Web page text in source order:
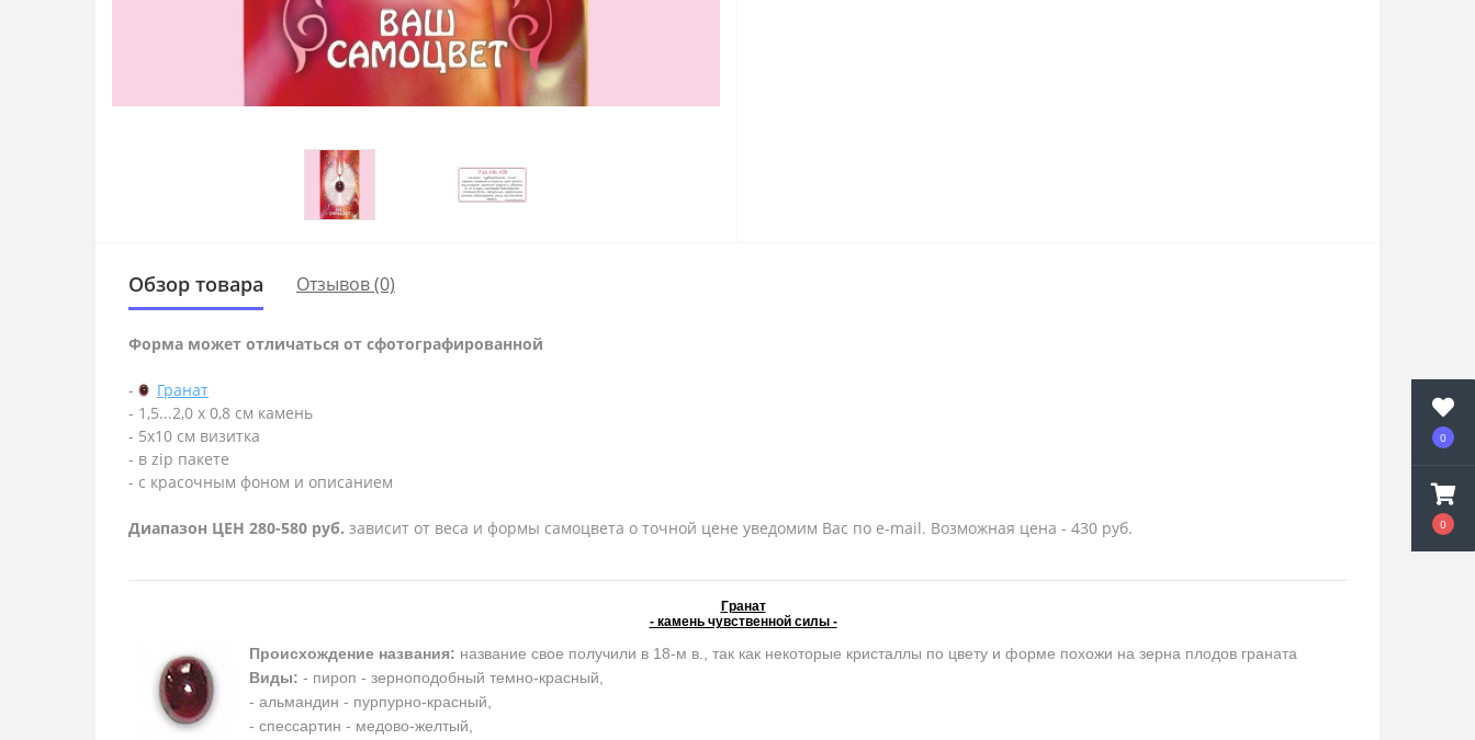
0
0
Обзор товара Отзывов (0)
Форма может отличаться от сфотографированной
-
Гранат
- 1,5...2,0 х 0,8 см камень
- 5х10 см визитка
- в zip пакете
- с красочным фоном и описанием
Диапазон ЦЕН 280-580 руб. зависит от веса и формы самоцвета о точной цене уведомим Вас по e-mail. Возможная цена - 430 руб.
Гранат
- камень чувственной силы -
Происхождение названия: название свое получили в 18-м в., так как некоторые кристаллы по цвету и форме похожи на зерна плодов граната
Виды: - пироп - зерноподобный темно-красный,
- альмандин - пурпурно-красный,
- спессартин - медово-желтый,